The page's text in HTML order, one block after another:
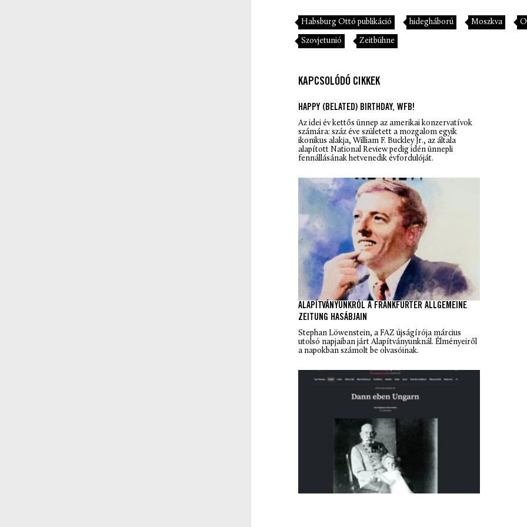
Habsburg Ottó publikáció hidegháború Moszkva
Szovjetunió Zeitbühne
KAPCSOLÓDÓ CIKKEK
HAPPY (BELATED) BIRTHDAY, WFB!
Az idei év kettős ünnep az amerikai konzervatívok
számára: száz éve született a mozgalom egyik
ikonikus alakja, William F. Buckley Jr., az általa
alapított National Reviewpedig idén ünnepli
fennállásának hetvenedik évfordulóját.
ALAPÍTVÁNYUNKRÓL A FRANKFURTER ALLGEMEINE
ZEITUNG HASÁBJAIN
Stephan Löwenstein, aFAZ újságírója március
utolsó napjaiban járt Alapítványunknál. Élményeiről
a napokban számolt be olvasóinak.